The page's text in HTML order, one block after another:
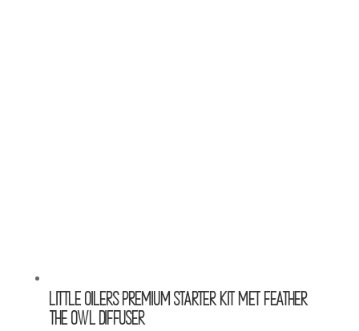
Little oilers premium starter kit met Feather
the Owl Diffuser